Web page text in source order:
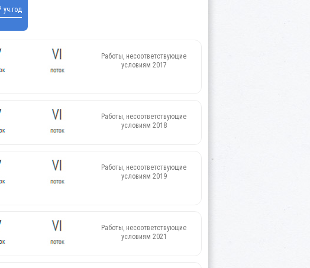
уч.год
Работы, несоответствующие
условиям 2017
Работы, несоответствующие
условиям 2018
Работы, несоответствующие
условиям 2019
Работы, несоответствующие
условиям 2021